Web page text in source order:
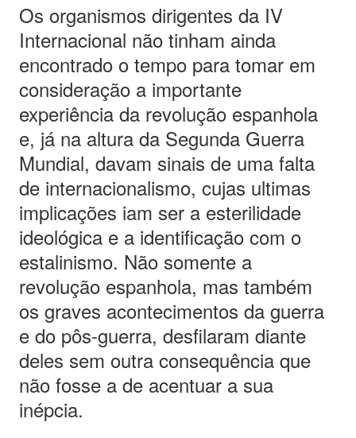
Os organismos dirigentes da IV
Internacional não tinham ainda
encontrado o tempo para tomar em
consideração a importante
experiência da revolução espanhola
e, já na altura da Segunda Guerra
Mundial, davam sinais de uma falta
de internacionalismo, cujas ultimas
implicações iam ser a esterilidade
ideológica e a identificação com o
estalinismo. Não somente a
revolução espanhola, mas também
os graves acontecimentos da guerra
e do pôs-guerra, desfilaram diante
deles sem outra consequência que
não fosse a de acentuar a sua
inépcia.